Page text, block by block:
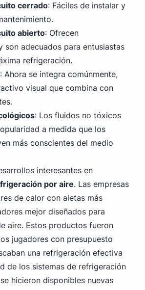
cerrado: Fáciles de instalar y
abierto: Ofrecen
son adecuados para entusiastas
refrigeración.
: Ahora se integra comúnmente,
visual que combina con
: Los fluidos no tóxicos
a medida que los
más conscientes del medio
interesantes en
por aire. Las empresas
de calor con aletas más
mejor diseñados para
aire. Estos productos fueron
jugadores con presupuesto
una refrigeración efectiva
de los sistemas de refrigeración
hicieron disponibles nuevas